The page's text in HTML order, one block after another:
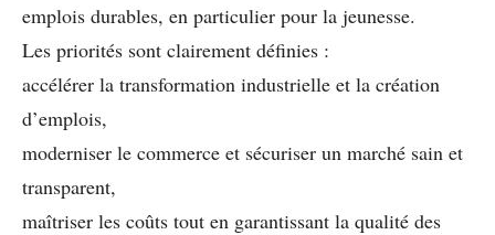
emplois durables, en particulier pour la jeunesse.
Les priorités sont clairement définies :
accélérer la transformation industrielle et la création
d’emplois,
moderniser le commerce et sécuriser un marché sain et
transparent,
maîtriser les coûts tout en garantissant la qualité des